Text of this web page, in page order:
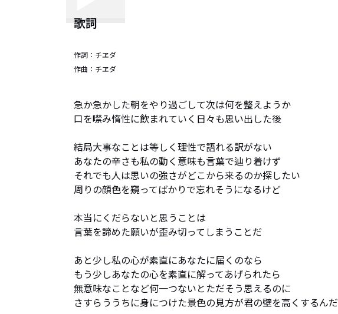
歌詞
作詞： チヱダ
作曲： チヱダ
急か急かした朝をやり過ごして次は何を整えようか
口を噤み惰性に飲まれていく日々も思い出した後
結局大事なことは等しく理性で語れる訳がない
あなたの辛さも私の動く意味も言葉で辿り着けず
それでも人は思いの強さがどこから来るのか探したい
周りの顔色を窺ってばかりで忘れそうになるけど
本当にくだらないと思うことは
言葉を諦めた願いが歪み切ってしまうことだ
あと少し私の心が素直にあなたに届くのなら
もう少しあなたの心を素直に解ってあげられたら
無意味なことなど何一つないとただそう思えるのに
さすらううちに身につけた景色の見方が君の壁を高くするんだ